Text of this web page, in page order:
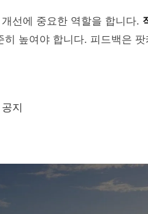
선에 중요한 역할을 합니다.
높여야 합니다. 피드백은
지